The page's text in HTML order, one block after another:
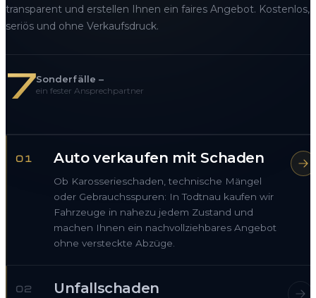
transparent und erstellen Ihnen ein faires Angebot. Kostenlos,
seriös und ohne Verkaufsdruck.
7Sonderfälle –
ein fester Ansprechpartner
01 Auto verkaufen mit Schaden
Ob Karosserieschaden, technische Mängel
oder Gebrauchsspuren: In Todtnau kaufen wir
Fahrzeuge in nahezu jedem Zustand und
machen Ihnen ein nachvollziehbares Angebot
ohne versteckte Abzüge.
02 Unfallschaden